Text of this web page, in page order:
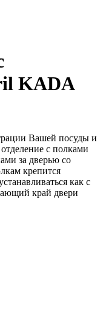
KADA
Вашей посуды и
с полками
за дверью со
крепится
как с
край двери